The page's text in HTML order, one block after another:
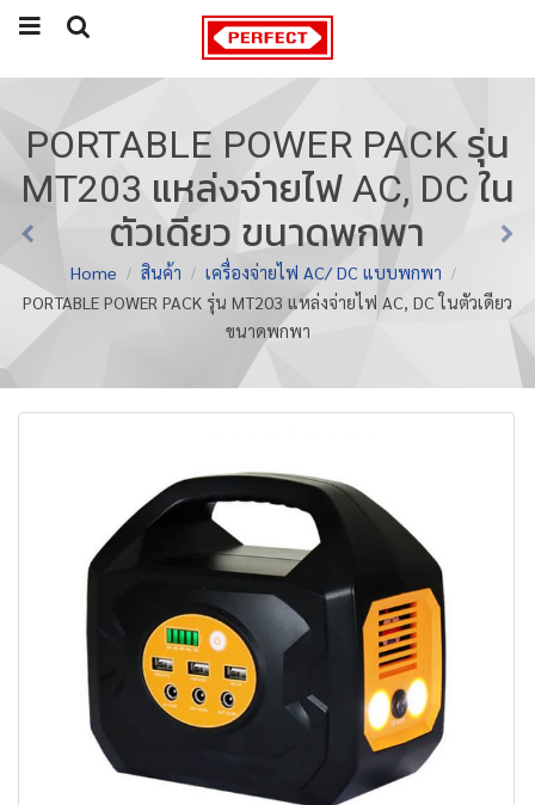
PORTABLE POWER PACK รุ่น
MT203 แหล่งจ่ายไฟ AC, DC ใน
ตัวเดียว ขนาดพกพา
Home สินค้า
เครื่องจ่ายไฟ AC/ DC แบบพกพา
PORTABLE POWER PACK รุ่น MT203 แหล่งจ่ายไฟ AC, DC ในตัวเดียว
ขนาดพกพา